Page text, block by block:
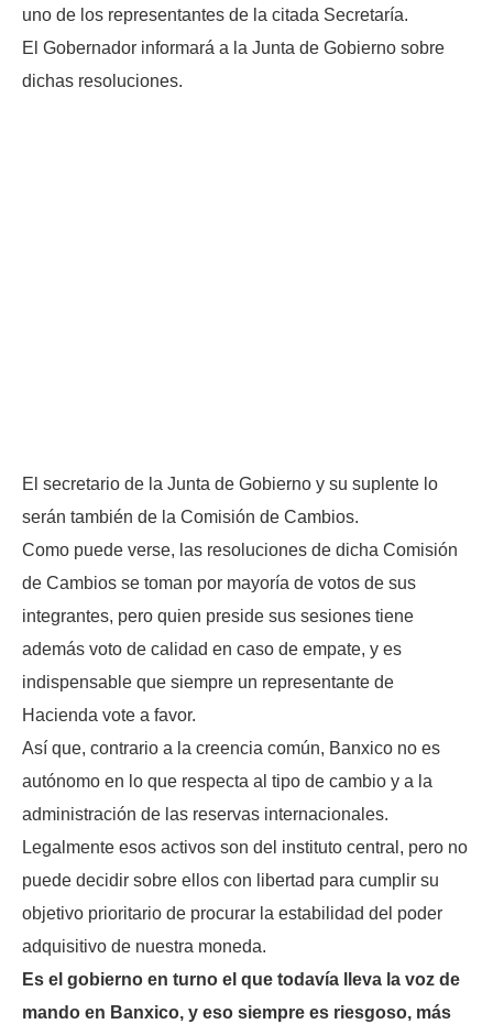
uno de los representantes de la citada Secretaría.
El Gobernador informará a la Junta de Gobierno sobre
dichas resoluciones.
El secretario de la Junta de Gobierno y su suplente lo
serán también de la Comisión de Cambios.
Como puede verse, las resoluciones de dicha Comisión
de Cambios se toman por mayoría de votos de sus
integrantes, pero quien preside sus sesiones tiene
además voto de calidad en caso de empate, y es
indispensable que siempre un representante de
Hacienda vote a favor.
Así que, contrario a la creencia común, Banxico no es
autónomo en lo que respecta al tipo de cambio y a la
administración de las reservas internacionales.
Legalmente esos activos son del instituto central, pero no
puede decidir sobre ellos con libertad para cumplir su
objetivo prioritario de procurar la estabilidad del poder
adquisitivo de nuestra moneda.
Es el gobierno en turno el que todavía lleva la voz de
mando en Banxico, y eso siempre es riesgoso, más